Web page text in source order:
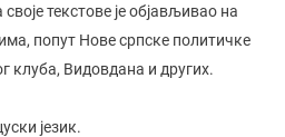
текстове је објављивао на
попут Нове српске политичке
клуба, Видовдана и других.
језик.